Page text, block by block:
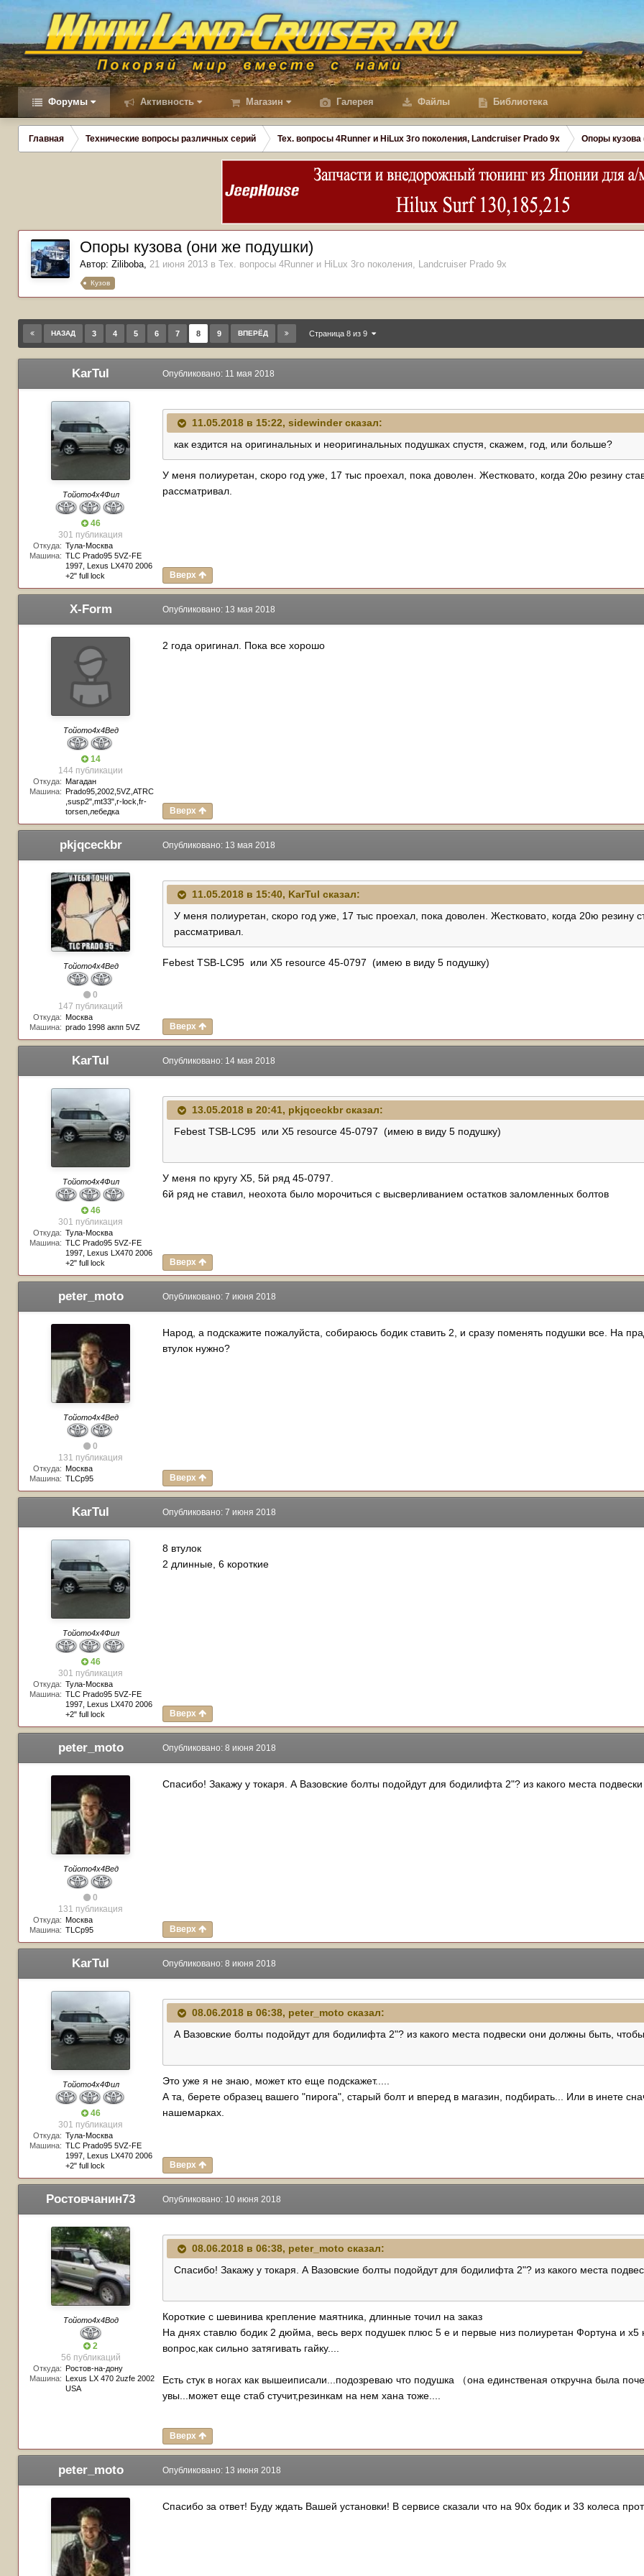
Форумы Активность Магазин Галерея Файлы Библиотека
Главная Технические вопросы различных серий Тех. вопросы 4Runner и HiLux 3го поколения, Landсruiser Prado 9x Опоры кузова
Опоры кузова (они же подушки)
Автор: Ziliboba, 21 июня 2013 в Тех. вопросы 4Runner и HiLux 3го поколения, Landсruiser Prado 9x
Кузов
НАЗАД 3 4 5 6 7 8 9 ВПЕРЁД Страница 8 из 9
KarTul
Тойото4х4Фил
46
301 публикация
Откуда: Тула-Москва
Машина: TLC Prado95 5VZ-FE
1997, Lexus LX470 2006
+2" full lock
Опубликовано: 11 мая 2018
11.05.2018 в 15:22, sidewinderсказал:
как ездится на оригинальных и неоригинальных подушках спустя, скажем, год, или больше?
У меня полиуретан, скоро год уже, 17 тыс проехал, пока доволен. Жестковато, когда 20ю резину
рассматривал.
Вверх
X-Form
Тойото4х4Вед
14
144 публикации
Откуда: Магадан
Машина: Prado95,2002,5VZ,ATRC
,susp2",mt33",r-lock,fr-
torsen,лебедка
Опубликовано: 13 мая 2018
2 года оригинал. Пока все хорошо
Вверх
pkjqceckbr
Тойото4х4Вед
0
147 публикаций
Откуда: Москва
Машина: prado 1998 акпп 5VZ
Опубликовано: 13 мая 2018
11.05.2018 в 15:40, KarTul сказал:
У меня полиуретан, скоро год уже, 17 тыс проехал, пока доволен. Жестковато, когда 20ю резину
рассматривал.
Febest TSB-LC95 или X5 resource 45-0797 (имею в виду 5 подушку)
Вверх
KarTul
Тойото4х4Фил
46
301 публикация
Откуда: Тула-Москва
Машина: TLC Prado95 5VZ-FE
1997, Lexus LX470 2006
+2" full lock
Опубликовано: 14 мая 2018
13.05.2018 в 20:41, pkjqceckbrсказал:
Febest TSB-LC95 или X5 resource 45-0797 (имею в виду 5 подушку)
У меня по кругу Х5, 5й ряд 45-0797.
6й ряд не ставил, неохота было морочиться с высверливанием остатков заломленных болтов
Вверх
peter_moto
Тойото4х4Вед
0
131 публикация
Откуда: Москва
Машина: TLCp95
Опубликовано: 7 июня 2018
Народ, а подскажите пожалуйста, собираюсь бодик ставить 2, и сразу поменять подушки все. На
втулок нужно?
Вверх
KarTul
Тойото4х4Фил
46
301 публикация
Откуда: Тула-Москва
Машина: TLC Prado95 5VZ-FE
1997, Lexus LX470 2006
+2" full lock
Опубликовано: 7 июня 2018
8 втулок
2 длинные, 6 короткие
Вверх
peter_moto
Тойото4х4Вед
0
131 публикация
Откуда: Москва
Машина: TLCp95
Опубликовано: 8 июня 2018
Спасибо! Закажу у токаря. А Вазовские болты подойдут для бодилифта 2"? из какого места
Вверх
KarTul
Тойото4х4Фил
46
301 публикация
Откуда: Тула-Москва
Машина: TLC Prado95 5VZ-FE
1997, Lexus LX470 2006
+2" full lock
Опубликовано: 8 июня 2018
08.06.2018 в 06:38, peter_moto сказал:
А Вазовские болты подойдут для бодилифта 2"? из какого места подвески они должны быть, чтобы
Это уже я не знаю, может кто еще подскажет.....
А та, берете образец вашего "пирога", старый болт и вперед в магазин, подбирать... Или в инете
нашемарках.
Вверх
Ростовчанин73
Тойото4х4Вод
2
56 публикаций
Откуда: Ростов-на-дону
Машина: Lexus LX 470 2uzfe 2002
USA
Опубликовано: 10 июня 2018
08.06.2018 в 06:38, peter_moto сказал:
Спасибо! Закажу у токаря. А Вазовские болты подойдут для бодилифта 2"? из какого места
Короткие с шевинива крепление маятника, длинные точил на заказ
На днях ставлю бодик 2 дюйма, весь верх подушек плюс 5 е и первые низ полиуретан Фортуна и х5
вопрос,как сильно затягивать гайку....
Есть стук в ногах как вышеиписали...подозреваю что подушка （она единственая откручна была
увы...может еще стаб стучит,резинкам на нем хана тоже....
Вверх
peter_moto Опубликовано: 13 июня 2018
Спасибо за ответ! Буду ждать Вашей установки! В сервисе сказали что на 90х бодик и 33 колеса